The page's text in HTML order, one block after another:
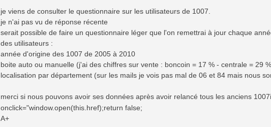
g
e
je viens de consulter le questionnaire sur les utilisateurs de 1007.
je n'ai pas vu de réponse récente
serait possible de faire un questionnaire léger que l'on remettrai à jour chaque
des utilisateurs :
année d'origine des 1007 de 2005 à 2010
boite auto ou manuelle (j'ai des chiffres sur vente : boncoin = 17 % - centrale = 29
localisation par département (sur les mails je vois pas mal de 06 et 84 mais nous
merci si nous pouvons avoir ses données après avoir relancé tous les anciens
onclick="window.open(this.href);return false;
A+